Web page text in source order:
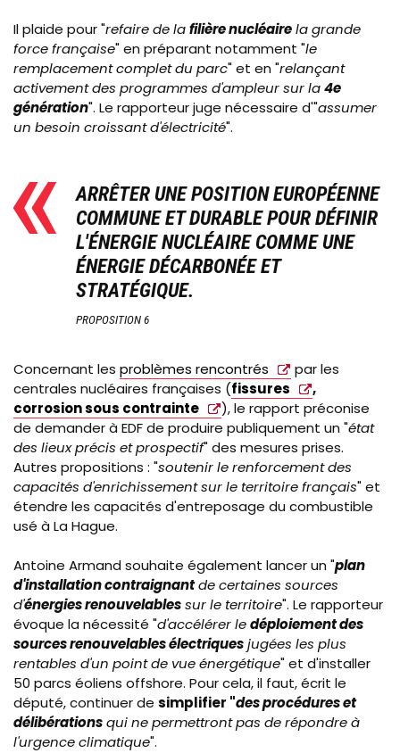
Il plaide pour "refaire de lafilière nucléairela grande
force française" en préparant notamment "le
remplacement complet du parc" et en "relançant
activement des programmes d'ampleur sur la4e
génération". Le rapporteur juge nécessaire d'"assumer
un besoin croissant d'électricité".
ARRÊTER UNE POSITION EUROPÉENNE
COMMUNE ET DURABLE POUR DÉFINIR
L'ÉNERGIE NUCLÉAIRE COMME UNE
ÉNERGIE DÉCARBONÉE ET
STRATÉGIQUE.
PROPOSITION 6
Concernant les problèmes rencontrés
par les
centrales nucléaires françaises (fissures
,
corrosion sous contrainte
), le rapport préconise
de demander à EDF de produire publiquement un "état
des lieux précis et prospectif" des mesures prises.
Autres propositions : "soutenir le renforcement des
capacités d'enrichissement sur le territoire français" et
étendre les capacités d'entreposage du combustible
usé à La Hague.
Antoine Armand souhaite également lancer un "plan
d'installation contraignantde certaines sources
d'énergies renouvelablessur le territoire". Le rapporteur
évoque la nécessité "d'accélérer ledéploiement des
sources renouvelables électriquesjugées les plus
rentables d'un point de vue énergétique" et d'installer
50 parcs éoliens offshore. Pour cela, il faut, écrit le
député, continuer de simplifier "des procédures et
délibérationsqui ne permettront pas de répondre à
l'urgence climatique".